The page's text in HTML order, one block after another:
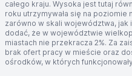
całego kraju. Wysoka jest tutaj
roku utrzymywała się na poziomie
zarówno w skali województwa, jak
dodać, że w województwie
miastach nie przekracza 2%. Za
brak ofert pracy w mieście oraz
ośrodków, w których